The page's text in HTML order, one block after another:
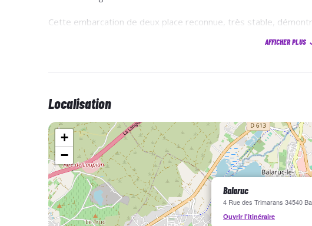
Cette embarcation de deux place reconnue, très stable,
AFFICHER PLUS
Localisation
Balaruc
4 Rue des Trimarans 34540
Ouvrir l'itinéraire
+
−